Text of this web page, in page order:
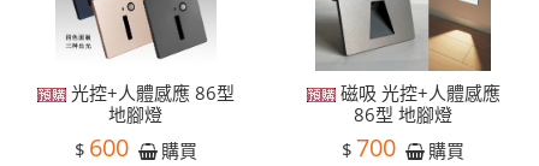
光控+人體感應 86型
地腳燈
$ 600 購買
磁吸 光控+人體感應
86型 地腳燈
$ 700 購買